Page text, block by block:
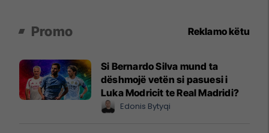
Promo Reklamo këtu
Si Bernardo Silva mund ta
dëshmojë vetën si pasuesi i
Luka Modricit te Real Madridi?
Edonis Bytyqi